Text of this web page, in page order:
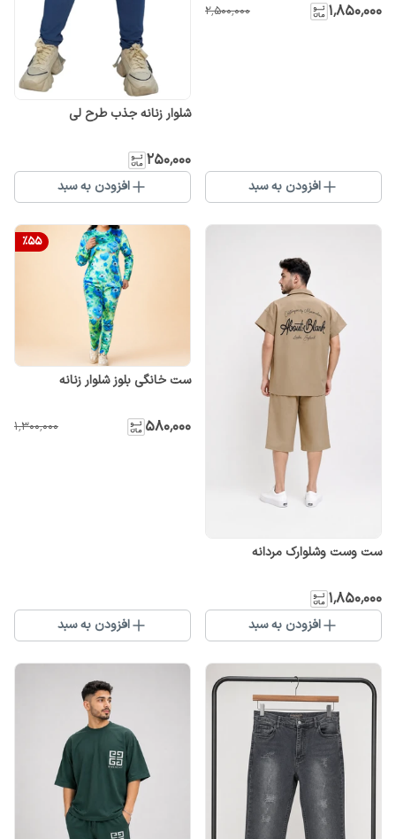
۱٬۸۵۰٬۰۰۰ ۲٬۵۰۰٬۰۰۰
افزودن به سبد
شلوار زنانه جذب طرح لی
۲۵۰٬۰۰۰
افزودن به سبد
ست وست وشلوارک مردانه
۱٬۸۵۰٬۰۰۰
افزودن به سبد
%55
ست خانگی بلوز شلوار زنانه
۵۸۰٬۰۰۰ ۱٬۳۰۰٬۰۰۰
افزودن به سبد